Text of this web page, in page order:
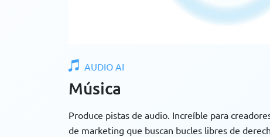
AUDIO AI
Música
Produce pistas de audio. Increíble para
de marketing que buscan bucles libres de